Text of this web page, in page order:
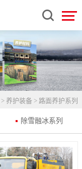

> 养护装备 > 路面养护系列
除雪融冰系列